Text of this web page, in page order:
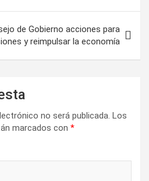
de Gobierno acciones para
y reimpulsar la economía
no será publicada. Los
marcados con *